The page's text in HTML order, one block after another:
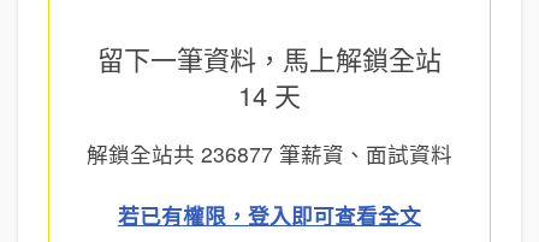
留下一筆資料，馬上解鎖全站
14 天
解鎖全站共 236877 筆薪資、面試資料
若已有權限，登入即可查看全文